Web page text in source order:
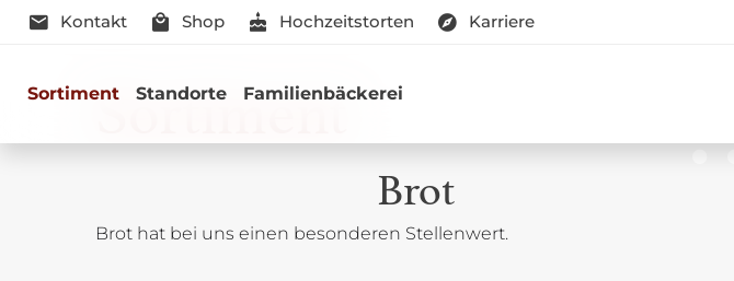
Kontakt Shop Hochzeitstorten Karriere
Sortiment Standorte Familienbäckerei
Sortiment
Brot
Brot hat bei uns einen besonderen Stellenwert.